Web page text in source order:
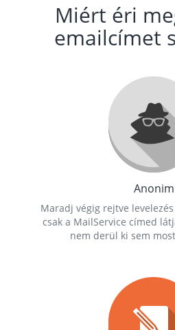
Miért éri
emailcímet
Anonim
Maradj végig rejtve
csak a MailService címed
nem derül ki sem